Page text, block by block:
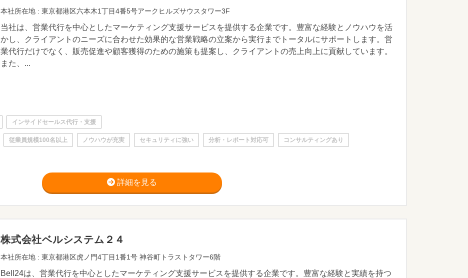
本社所在地 : 東京都港区六本木1丁目4番5号アークヒルズサウスタワー3F
当社は、営業代行を中心としたマーケティング支援サービスを提供する企業です。豊富な経験とノウハウを活
かし、クライアントのニーズに合わせた効果的な営業戦略の立案から実行までトータルにサポートします。営
業代行だけでなく、販売促進や顧客獲得のための施策も提案し、クライアントの売上向上に貢献しています。
また、...
インサイドセールス代行・支援
従業員規模100名以上 ノウハウが充実 セキュリティに強い 分析・レポート対応可 コンサルティングあり
詳細を見る
株式会社ベルシステム２４
本社所在地 : 東京都港区虎ノ門4丁目1番1号 神谷町トラストタワー6階
Bell24は、営業代行を中心としたマーケティング支援サービスを提供する企業です。豊富な経験と実績を持つ